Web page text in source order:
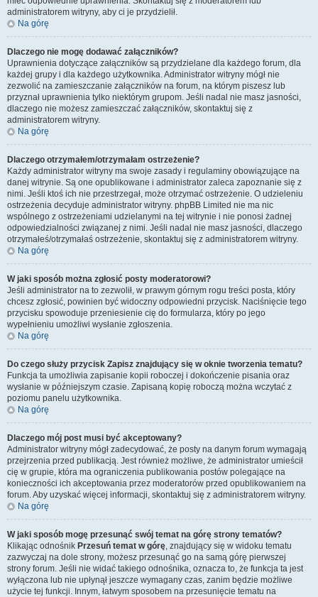
administratorem witryny, aby ci je przydzielił.
Na górę
Dlaczego nie mogę dodawać załączników?
Uprawnienia dotyczące załączników są przydzielane dla każdego forum, dla
każdej grupy i dla każdego użytkownika. Administrator witryny mógł nie
zezwolić na zamieszczanie załączników na forum, na którym piszesz lub
przyznał uprawnienia tylko niektórym grupom. Jeśli nadal nie masz jasności,
dlaczego nie możesz zamieszczać załączników, skontaktuj się z
administratorem witryny.
Na górę
Dlaczego otrzymałem/otrzymałam ostrzeżenie?
Każdy administrator witryny ma swoje zasady i regulaminy obowiązujące na
danej witrynie. Są one opublikowane i administrator zaleca zapoznanie się z
nimi. Jeśli ktoś ich nie przestrzegał, może otrzymać ostrzeżenie. O udzieleniu
ostrzeżenia decyduje administrator witryny. phpBB Limited nie ma nic
wspólnego z ostrzeżeniami udzielanymi na tej witrynie i nie ponosi żadnej
odpowiedzialności związanej z nimi. Jeśli nadal nie masz jasności, dlaczego
otrzymałeś/otrzymałaś ostrzeżenie, skontaktuj się z administratorem witryny.
Na górę
W jaki sposób można zgłosić posty moderatorowi?
Jeśli administrator na to zezwolił, w prawym górnym rogu treści posta, który
chcesz zgłosić, powinien być widoczny odpowiedni przycisk. Naciśnięcie tego
przycisku spowoduje przeniesienie cię do formularza, który po jego
wypełnieniu umożliwi wysłanie zgłoszenia.
Na górę
Do czego służy przycisk Zapisz znajdujący się w oknie tworzenia tematu?
Funkcja ta umożliwia zapisanie kopii roboczej i dokończenie pisania oraz
wysłanie w późniejszym czasie. Zapisaną kopię roboczą można wczytać z
poziomu panelu użytkownika.
Na górę
Dlaczego mój post musi być akceptowany?
Administrator witryny mógł zadecydować, że posty na danym forum wymagają
przejrzenia przed publikacją. Jest również możliwe, że administrator umieścił
cię w grupie, która ma ograniczenia publikowania postów polegające na
konieczności ich akceptowania przez moderatorów przed opublikowaniem na
forum. Aby uzyskać więcej informacji, skontaktuj się z administratorem witryny.
Na górę
W jaki sposób mogę przesunąć swój temat na górę strony tematów?
Klikając odnośnik Przesuń temat w górę, znajdujący się w widoku tematu
zazwyczaj na dole strony, możesz przesunąć go na samą górę pierwszej
strony forum. Jeśli nie widać takiego odnośnika, oznacza to, że funkcja ta jest
wyłączona lub nie upłynął jeszcze wymagany czas, zanim będzie możliwe
użycie tej funkcji. Innym, łatwym sposobem na przesunięcie tematu na